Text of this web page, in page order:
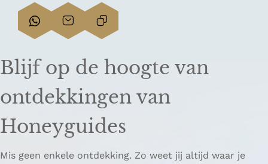
D
e
l
e
e
a
D
e
l
e
e
p
a
L
i
k
o
i
r
Blijf op de hoogte van
ontdekkingen van
Honeyguides
Mis geen enkele ontdekking. Zo weet jij altijd waar je